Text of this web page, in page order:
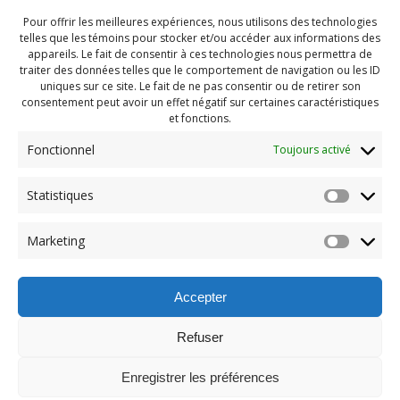
Pour offrir les meilleures expériences, nous utilisons des technologies
telles que les témoins pour stocker et/ou accéder aux informations des
appareils. Le fait de consentir à ces technologies nous permettra de
traiter des données telles que le comportement de navigation ou les ID
uniques sur ce site. Le fait de ne pas consentir ou de retirer son
consentement peut avoir un effet négatif sur certaines caractéristiques
et fonctions.
Fonctionnel Toujours activé
Statistiques
Marketing
Accepter
Refuser
Enregistrer les préférences
Navigation
de
l'article
Previous
Party fin été 2022 (166)
© 2026 Maison des Jeunes de Boucherville.